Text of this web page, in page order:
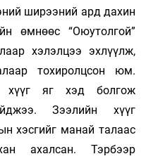
ширээний ард дахин
өмнөөс “Оюутолгой”
хэлэлцээ эхлүүлж,
тохиролцсон юм.
хүүг яг хэд болгож
Зээлийн хүүг
хэсгийг манай талаас
ахалсан. Тэрбээр